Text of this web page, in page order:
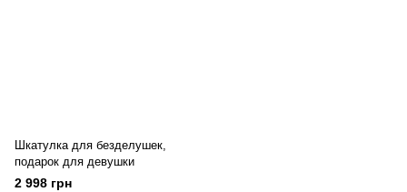
Шкатулка для безделушек,
подарок для девушки
2 998 грн